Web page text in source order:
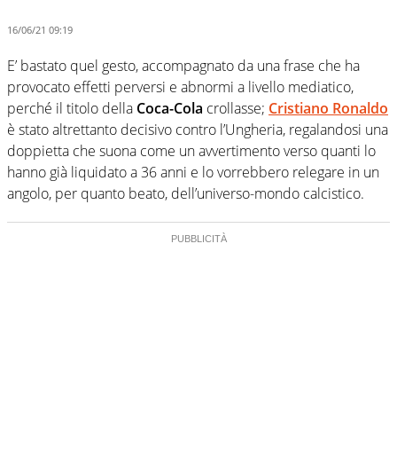
16/06/21 09:19
E’ bastato quel gesto, accompagnato da una frase che ha
provocato effetti perversi e abnormi a livello mediatico,
perché il titolo della Coca-Cola crollasse; Cristiano Ronaldo
è stato altrettanto decisivo contro l’Ungheria, regalandosi una
doppietta che suona come un avvertimento verso quanti lo
hanno già liquidato a 36 anni e lo vorrebbero relegare in un
angolo, per quanto beato, dell’universo-mondo calcistico.